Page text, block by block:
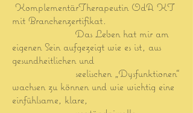
KomplementärTherapeutin OdA KT
mit Branchenzertifikat.
Das Leben hat mir am
eigenen Sein aufgezeigt wie es ist, aus
gesundheitlichen und
seelischen „Dysfunktionen“
wachsen zu können und wie wichtig eine
einfühlsame, klare,